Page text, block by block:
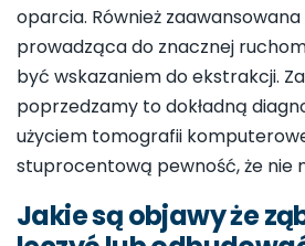
oparcia. Również
prowadząca do znacznej
być wskazaniem do ekstrakcji.
poprzedzamy to dokładną
użyciem tomografii
stuprocentową pewność, że nie
Jakie są objawy że